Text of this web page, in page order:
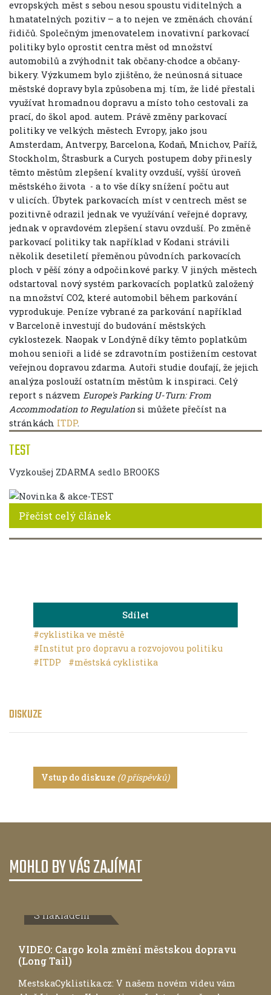
TEST
Vyzkoušej ZDARMA sedlo BROOKS
Přečíst celý článek
evropských měst s sebou nesou spoustu viditelných a
hmatatelných pozitiv – a to nejen ve změnách chování
řidičů. Společným jmenovatelem inovativní parkovací
politiky bylo oprostit centra měst od množství
automobilů a zvýhodnit tak občany-chodce a občany-
bikery. Výzkumem bylo zjištěno, že neúnosná situace
městské dopravy byla způsobena mj. tím, že lidé přestali
využívat hromadnou dopravu a místo toho cestovali za
prací, do škol apod. autem. Právě změny parkovací
politiky ve velkých městech Evropy, jako jsou
Amsterdam, Antverpy, Barcelona, Kodaň, Mnichov, Paříž,
Stockholm, Štrasburk a Curych postupem doby přinesly
těmto městům zlepšení kvality ovzduší, vyšší úroveň
městského života - a to vše díky snížení počtu aut
v ulicích. Úbytek parkovacích míst v centrech měst se
pozitivně odrazil jednak ve využívání veřejné dopravy,
jednak v opravdovém zlepšení stavu ovzduší. Po změně
parkovací politiky tak například v Kodani strávili
několik desetiletí přeměnou původních parkovacích
ploch v pěší zóny a odpočinkové parky. V jiných městech
odstartoval nový systém parkovacích poplatků založený
na množství CO2, které automobil během parkování
vyprodukuje. Peníze vybrané za parkování například
v Barceloně investují do budování městských
cyklostezek. Naopak v Londýně díky těmto poplatkům
mohou senioři a lidé se zdravotním postižením cestovat
veřejnou dopravou zdarma. Autoři studie doufají, že jejich
analýza poslouží ostatním městům k inspiraci. Celý
report s názvem Europe's Parking U-Turn: From
Accommodation to Regulationsi můžete přečíst na
stránkách ITDP.
Sdílet
#cyklistika ve městě
#Institut pro dopravu a rozvojovou politiku
#ITDP
#městská cyklistika
DISKUZE
Vstup do diskuze (0 příspěvků)
MOHLO BY VÁS ZAJÍMAT
S nákladem
VIDEO: Cargo kola změní městskou dopravu
(Long Tail)
MestskaCyklistika.cz: V našem novém videu vám